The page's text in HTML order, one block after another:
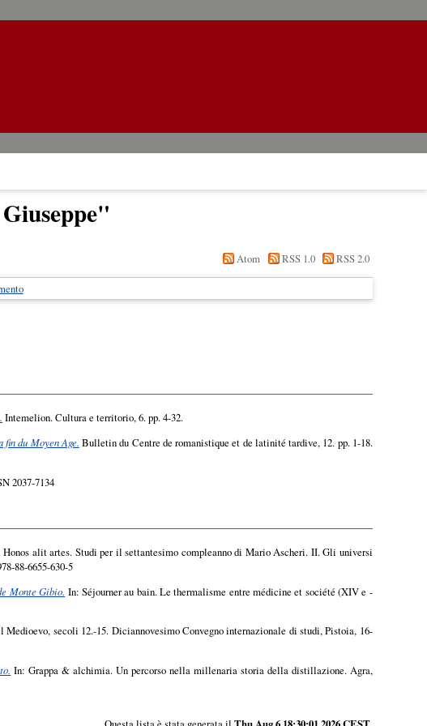
"
Atom RSS 1.0 RSS 2.0
Intemelion. Cultura e territorio, 6. pp. 4-32.
du Moyen Age. Bulletin du Centre de romanistique et de latinité tardive, 12. pp. 1-18.
2037-7134
Honos alit artes. Studi per il settantesimo compleanno di Mario Ascheri. II. Gli universi
88-6655-630-5
Monte Gibio. In: Séjourner au bain. Le thermalisme entre médicine et société (XIV e -
Medioevo, secoli 12.-15. Diciannovesimo Convegno internazionale di studi, Pistoia, 16-
In: Grappa & alchimia. Un percorso nella millenaria storia della distillazione. Agra,